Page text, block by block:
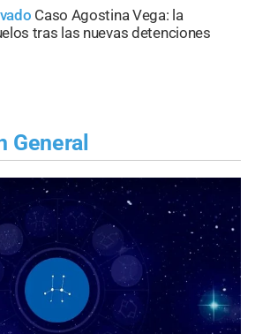
Caso Agostina Vega: la
tras las nuevas detenciones
General